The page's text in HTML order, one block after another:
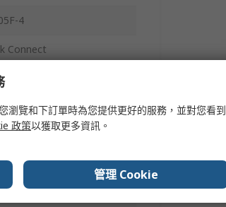
4
Connect
瀏覽和下訂單時為您提供更好的服務，並對您看到
政策以獲取更多資訊。
管理 Cookie